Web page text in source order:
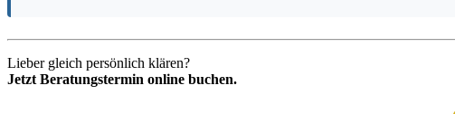
Lieber gleich persönlich klären?
Jetzt Beratungstermin online buchen.